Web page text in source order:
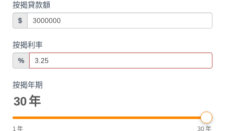
按揭貸款額
$
按揭利率
%
按揭年期
30年
1 年 30年